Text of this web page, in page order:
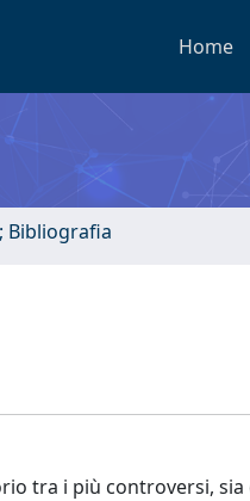
Home
Bibliografia
tra i più controversi,